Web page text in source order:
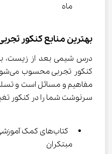
ماه
بهترین منابع کنکور تجربی ۱۴۰۵ در درس
سرنوشت شما را در کنکور
کتاب‌های کمک
مبتکران